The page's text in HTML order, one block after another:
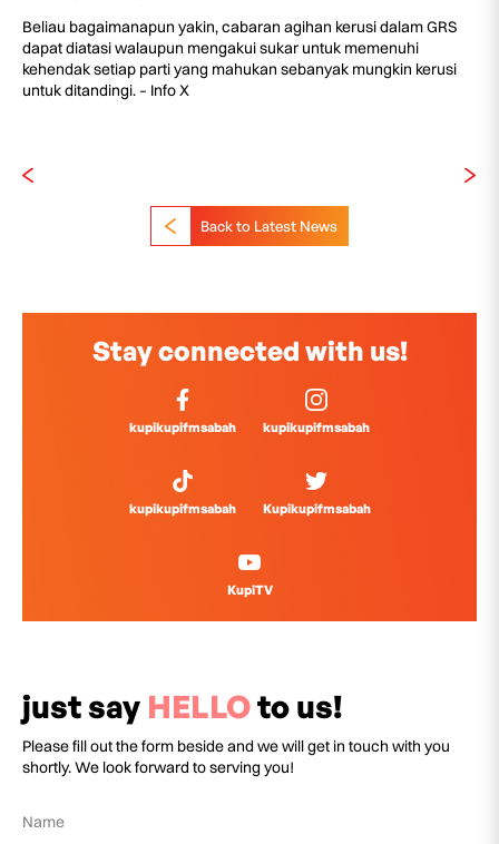
Beliau bagaimanapun yakin, cabaran agihan kerusi dalam GRS
dapat diatasi walaupun mengakui sukar untuk memenuhi
kehendak setiap parti yang mahukan sebanyak mungkin kerusi
untuk ditandingi. – Info X
Back to Latest News
Stay connected with us!
kupikupifmsabah kupikupifmsabah
kupikupifmsabah Kupikupifmsabah
KupiTV
just say HELLOto us!
Please fill out the form beside and we will get in touch with you
shortly. We look forward to serving you!